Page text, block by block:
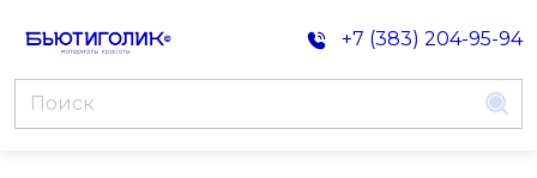
+7 (383) 204-95-94